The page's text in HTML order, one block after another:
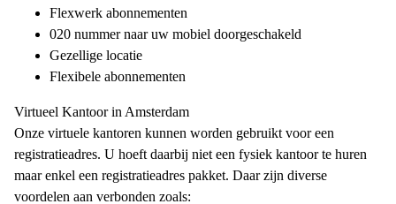
Flexwerk abonnementen
020 nummer naar uw mobiel doorgeschakeld
Gezellige locatie
Flexibele abonnementen
Virtueel Kantoor in Amsterdam
Onze virtuele kantoren kunnen worden gebruikt voor een
registratieadres. U hoeft daarbij niet een fysiek kantoor te huren
maar enkel een registratieadres pakket. Daar zijn diverse
voordelen aan verbonden zoals: